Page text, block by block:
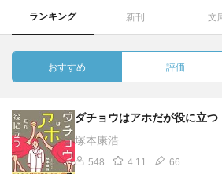
ランキング 新刊 文
おすすめ 評価
ダチョウはアホだが役に立つ
塚本康浩
548 4.11 66